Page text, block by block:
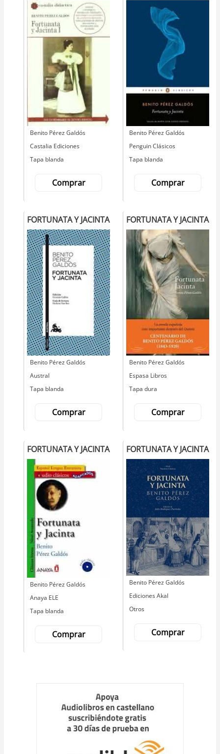
Autor
Benito Pérez Galdós
Editorial
Castalia Ediciones
Tapa blanda
Comprar
Autor
Benito Pérez Galdós
Editorial
Penguin Clásicos
Tapa blanda
Comprar
FORTUNATA Y JACINTA
Autor
Benito Pérez Galdós
Editorial
Austral
Tapa blanda
Comprar
FORTUNATA Y JACINTA
Autor
Benito Pérez Galdós
Editorial
Espasa Libros
Tapa dura
Comprar
FORTUNATA Y JACINTA
Autor
Benito Pérez Galdós
Editorial
Anaya ELE
Tapa blanda
Comprar
FORTUNATA Y JACINTA
Autor
Benito Pérez Galdós
Editorial
Ediciones Akal
Otros
Comprar